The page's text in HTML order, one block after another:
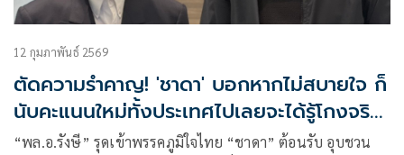
12 กุมภาพันธ์ 2569
ตัดความรำคาญ! 'ชาดา' บอกหากไม่สบายใจ ก็
นับคะแนนใหม่ทั้งประเทศไปเลยจะได้รู้โกงจริง
หรือไม่
“พล.อ.รังษี” รุดเข้าพรรคภูมิใจไทย “ชาดา” ต้อนรับ อุบชวน